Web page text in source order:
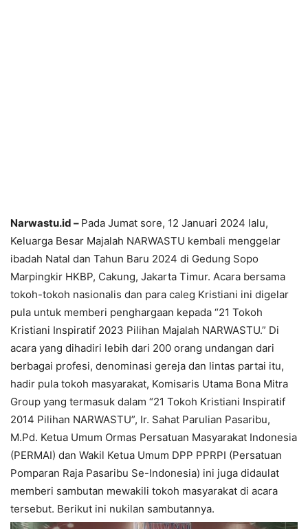
Narwastu.id – Pada Jumat sore, 12 Januari 2024 lalu,
Keluarga Besar Majalah NARWASTU kembali menggelar
ibadah Natal dan Tahun Baru 2024 di Gedung Sopo
Marpingkir HKBP, Cakung, Jakarta Timur. Acara bersama
tokoh-tokoh nasionalis dan para caleg Kristiani ini digelar
pula untuk memberi penghargaan kepada “21 Tokoh
Kristiani Inspiratif 2023 Pilihan Majalah NARWASTU.” Di
acara yang dihadiri lebih dari 200 orang undangan dari
berbagai profesi, denominasi gereja dan lintas partai itu,
hadir pula tokoh masyarakat, Komisaris Utama Bona Mitra
Group yang termasuk dalam “21 Tokoh Kristiani Inspiratif
2014 Pilihan NARWASTU”, Ir. Sahat Parulian Pasaribu,
M.Pd. Ketua Umum Ormas Persatuan Masyarakat Indonesia
(PERMAI) dan Wakil Ketua Umum DPP PPRPI (Persatuan
Pomparan Raja Pasaribu Se-Indonesia) ini juga didaulat
memberi sambutan mewakili tokoh masyarakat di acara
tersebut. Berikut ini nukilan sambutannya.